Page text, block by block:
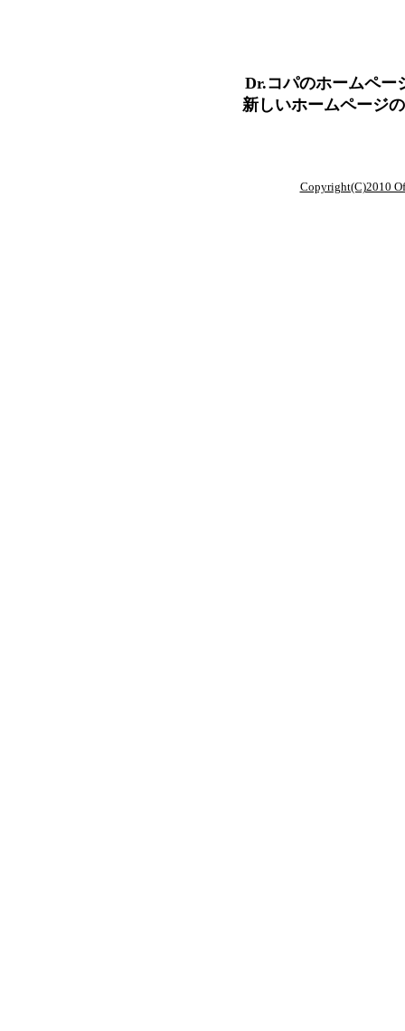
Dr.コパのホームペー
新しいホームページ
Copyright(C)2010